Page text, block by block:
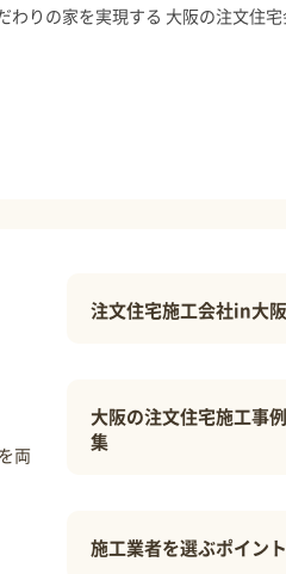
わりの家を実現する 大阪の注文住宅
両
注文住宅施工会社in大阪
大阪の注文住宅施工事例
集
施工業者を選ぶポイント